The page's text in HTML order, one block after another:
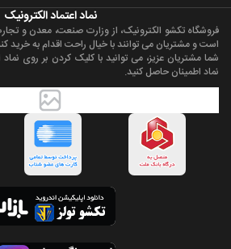
نماد اعتماد الکترونیک
فروشگاه تکشو الکترونیک، از وزارت صنعت، معدن و
است و مشتریان می توانند با خیال راحت اقدام به خرید
شما مشتریان عزیز، می توانید با کلیک کردن بر روی نماد
نماد اطمینان حاصل کنید.